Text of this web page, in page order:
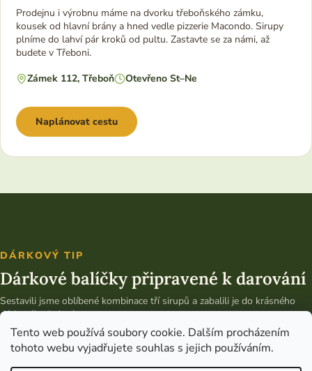
Tento web používá soubory cookie. Dalším procházením
tohoto webu vyjadřujete souhlas s jejich používáním.
Prodejnu i výrobnu máme na dvorku třeboňského zámku,
kousek od hlavní brány a hned vedle pizzerie Macondo. Sirupy
plníme do lahví pár kroků od pultu. Zastavte se za námi, až
budete v Třeboni.
Zámek 112, Třeboň
Otevřeno St–Ne
Naplánovat cestu
DÁRKOVÝ TIP
Dárkové balíčky připravené k darování
Sestavili jsme oblíbené kombinace tří sirupů a zabalili je do krásného
dárkového balení.
Vybrat dárkový balíček